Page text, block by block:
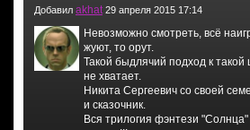
Добавил akhat 29 апреля 2015 17:14
Невозможно смотреть, всё
жуют, то орут.
Такой быдлячий подход к
не хватает.
Никита Сергеевич со своей
и сказочник.
Вся трилогия фэнтези